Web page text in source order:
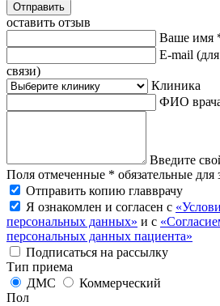
Отправить
оставить отзыв
Ваше имя
E-mail
связи)
Клиника
ФИО
Введите
Поля отмеченные * обязательные для
Отправить копию главврачу
Я ознакомлен и согласен с
персональных данных» и с
персональных данных пациента»
Подписаться на рассылку
Тип приема
ДМС
Коммерческий
Пол